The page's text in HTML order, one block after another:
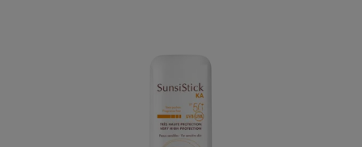
SPF
50+